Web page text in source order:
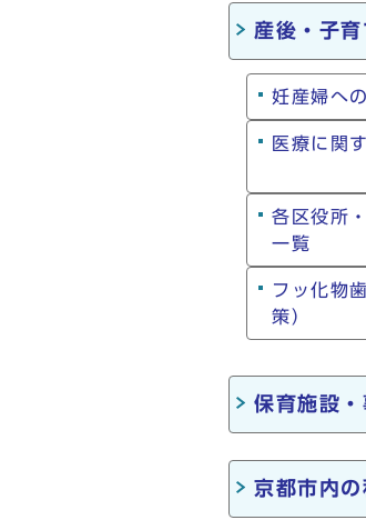
産後・子
妊産婦へ
医療に関
各区役所
一覧
フッ化物
策）
保育施設
京都市内